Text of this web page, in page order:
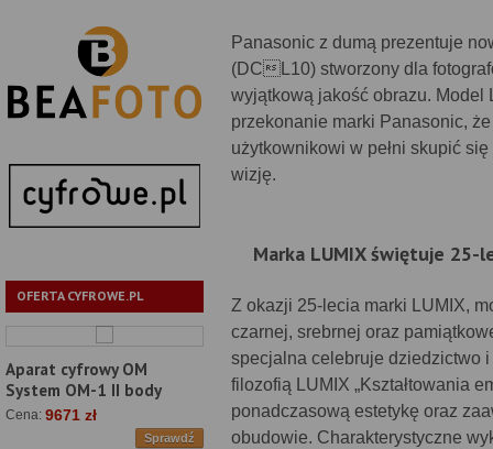
OFERTA CYFROWE.PL
Aparat cyfrowy OM
System OM-1 II body
Cena: 9671 zł
Sprawdź
Panasonic z dumą prezentuje
(DCL10) stworzony dla
wyjątkową jakość obrazu.
przekonanie marki Panasonic,
użytkownikowi w pełni skupić
wizję.
Marka LUMIX świętuje 25-
Z okazji 25-lecia marki LUMIX,
czarnej, srebrnej oraz
specjalna celebruje dziedzictwo
filozofią LUMIX „Kształtowania
ponadczasową estetykę oraz
obudowie. Charakterystyczne